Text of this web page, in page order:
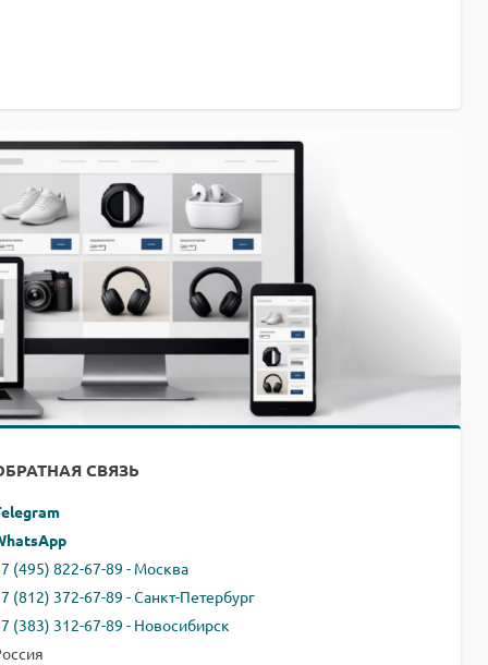
СВЯЗЬ
(495) 822-67-89 - Москва
(812) 372-67-89 - Санкт-Петербург
(383) 312-67-89 - Новосибирск